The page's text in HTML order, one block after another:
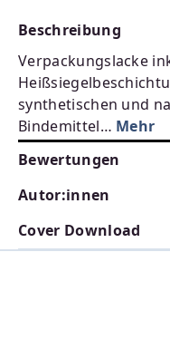
Beschreibung
Verpackungslacke
synthetischen und
Bindemittel… Mehr
Bewertungen
Autor:innen
Cover Download